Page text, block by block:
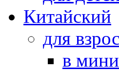
Китайский
для
в